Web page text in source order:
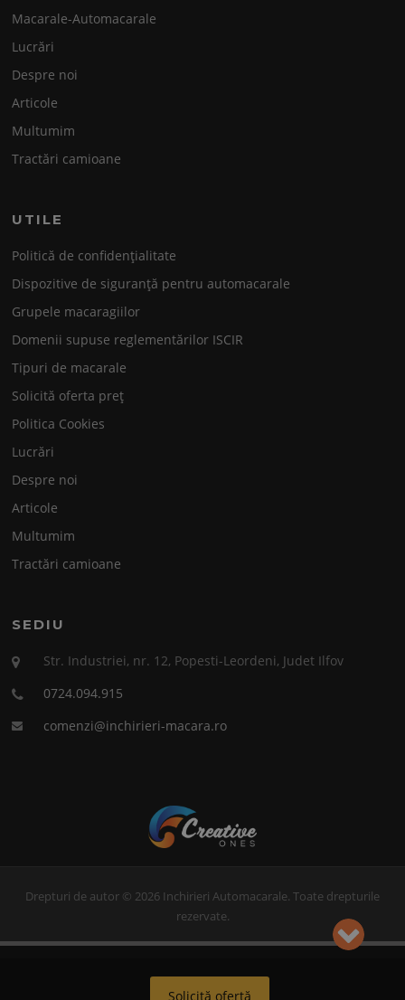
Macarale-Automacarale
Lucrări
Despre noi
Articole
Multumim
Tractări camioane
UTILE
Politică de confidențialitate
Dispozitive de siguranță pentru automacarale
Grupele macaragiilor
Domenii supuse reglementărilor ISCIR
Tipuri de macarale
Solicită oferta preț
Politica Cookies
Lucrări
Despre noi
Articole
Multumim
Tractări camioane
SEDIU
Str. Industriei, nr. 12, Popesti-Leordeni, Judet Ilfov
0724.094.915
comenzi@inchirieri-macara.ro
Drepturi de autor © 2026 Inchirieri Automacarale. Toate drepturile
rezervate.
Solicită ofertă